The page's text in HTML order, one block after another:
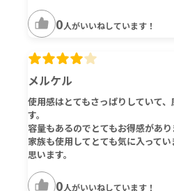
0人がいいねしています！
メルケル
使用感はとてもさっぱりしていて
す。
容量もあるのでとてもお得感があり
家族も使用してとても気に入って
思います。
0人がいいねしています！